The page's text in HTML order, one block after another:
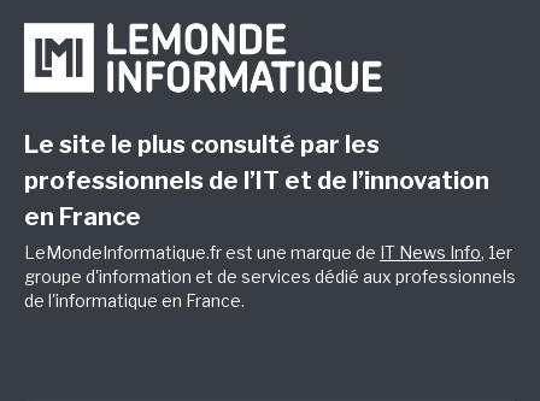
Le site le plus consulté par les
professionnels de l’IT et de l’innovation
en France
LeMondeInformatique.fr est une marque de IT News Info, 1er
groupe d'information et de services dédié aux professionnels
de l'informatique en France.